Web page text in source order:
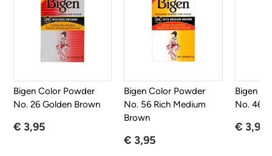
Bigen Color Powder
No. 26 Golden Brown
€ 3,95
Bigen Color Powder
No. 56 Rich Medium
Brown
€ 3,95
Bigen
No. 46
€ 3,95